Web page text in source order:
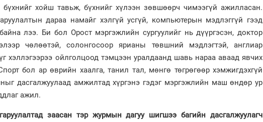
бүхнийг хойш тавьж, бүхнийг хүлээн зөвшөөрч чимээгүй ажилласан.
дараа намайг хэлгүй усгүй, компьютерын мэдлэггүй гээд
лээ. Би бол Орост мэргэжлийн сургуулийг нь дүүргэсэн, доктор
чөлөөтэй, солонгосоор ярианы төвшний мэдлэгтэй, англиар
хэллэгээрээ ойлголцоод тэмцээн уралдаанд шавь нараа аваад явчих
бол ар өврийн хаалга, танил тал, мөнгө төгрөгөөр хэмжигдэхгүй
дасгалжуулаад амжилтад хүргэнэ гэдэг мэргэжлийн маш өндөр ур
ажил.
заасан тэр журмын дагуу шигшээ багийн дасгалжуулагч